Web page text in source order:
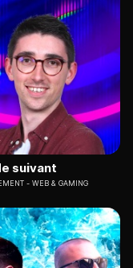
suivant
WEB & GAMING